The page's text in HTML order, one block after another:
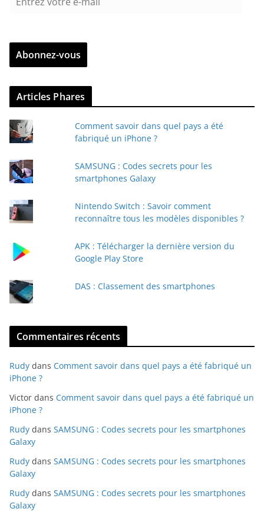
r
z
v
r
e
e
-
a
i
Abonnez-vous
Articles Phares
Comment savoir dans quel pays a été
fabriqué un iPhone ?
SAMSUNG : Codes secrets pour les
smartphones Galaxy
Nintendo Switch : Savoir comment
reconnaître tous les modèles disponibles ?
APK : Télécharger la dernière version du
Google Play Store
DAS : Classement des smartphones
Commentaires récents
Rudy dans Comment savoir dans quel pays a été fabriqué un
iPhone ?
Victor dans Comment savoir dans quel pays a été fabriqué un
iPhone ?
Rudy dans SAMSUNG : Codes secrets pour les smartphones
Galaxy
Rudy dans SAMSUNG : Codes secrets pour les smartphones
Galaxy
Rudy dans SAMSUNG : Codes secrets pour les smartphones
Galaxy